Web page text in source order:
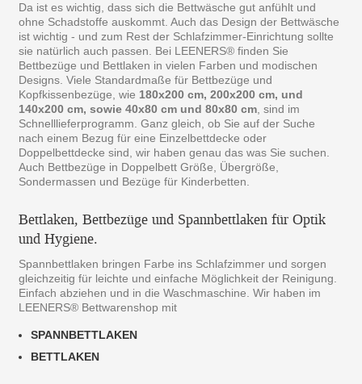
Da ist es wichtig, dass sich die Bettwäsche gut anfühlt und
ohne Schadstoffe auskommt. Auch das Design der Bettwäsche
ist wichtig - und zum Rest der Schlafzimmer-Einrichtung sollte
sie natürlich auch passen. Bei LEENERS® finden Sie
Bettbezüge und Bettlaken in vielen Farben und modischen
Designs. Viele Standardmaße für Bettbezüge und
Kopfkissenbezüge, wie 180x200 cm, 200x200 cm, und
140x200 cm, sowie 40x80 cm und 80x80 cm , sind im
Schnelllieferprogramm. Ganz gleich, ob Sie auf der Suche
nach einem Bezug für eine Einzelbettdecke oder
Doppelbettdecke sind, wir haben genau das was Sie suchen.
Auch Bettbezüge in Doppelbett Größe, Übergröße,
Sondermassen und Bezüge für Kinderbetten.
Bettlaken, Bettbezüge und Spannbettlaken für Optik
und Hygiene.
Spannbettlaken bringen Farbe ins Schlafzimmer und sorgen
gleichzeitig für leichte und einfache Möglichkeit der Reinigung.
Einfach abziehen und in die Waschmaschine. Wir haben im
LEENERS® Bettwarenshop mit
SPANNBETTLAKEN
BETTLAKEN